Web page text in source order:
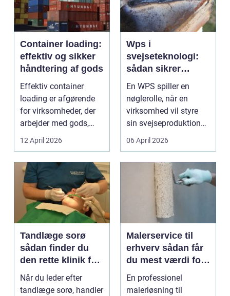
Container loading:
effektiv og sikker
håndtering af gods
Effektiv container
loading er afgørende
for virksomheder, der
arbejder med gods,
skrot eller ...
12 April 2026
Wps i
svejseteknologi:
sådan sikrer
virksomheder
kvalitet og
sporbarhed
En WPS spiller en
nøglerolle, når en
virksomhed vil styre
sin svejseproduktion
sikkert, ensartet og ...
06 April 2026
Tandlæge sorø
sådan finder du
den rette klinik for
dig
Når du leder efter
tandlæge sorø, handler
Malerservice til
erhverv sådan får
du mest værdi for
pengene
En professionel
malerløsning til